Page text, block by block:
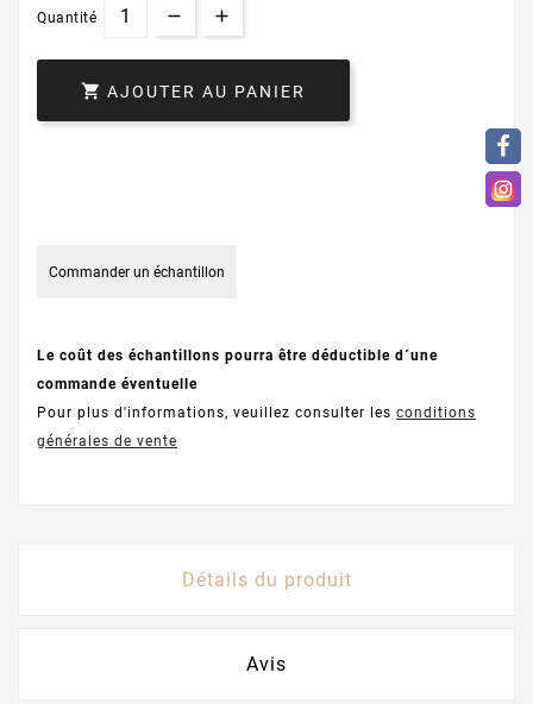
Quantité
 AJOUTER AU PANIER
Commander un échantillon
Le coût des échantillons pourra être déductible d´une
commande éventuelle
Pour plus d'informations, veuillez consulter les conditions
générales de vente
Détails du produit
Avis